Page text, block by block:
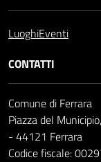
LuoghiEventi
CONTATTI
Comune di Ferrara
Piazza del
- 44121 Ferrara
Codice fiscale: